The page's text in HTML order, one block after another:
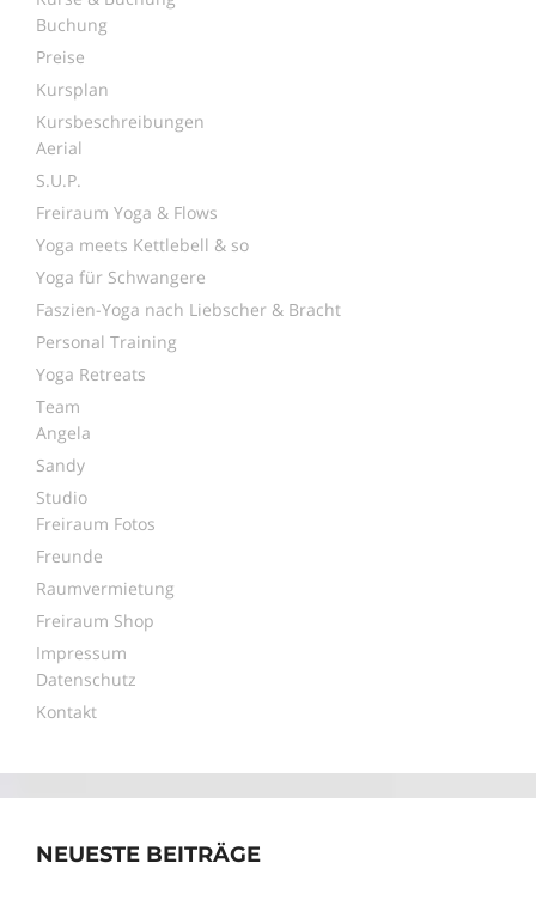
Buchung
Preise
Kursplan
Kursbeschreibungen
Aerial
S.U.P.
Freiraum Yoga & Flows
Yoga meets Kettlebell & so
Yoga für Schwangere
Faszien-Yoga nach Liebscher & Bracht
Personal Training
Yoga Retreats
Team
Angela
Sandy
Studio
Freiraum Fotos
Freunde
Raumvermietung
Freiraum Shop
Impressum
Datenschutz
Kontakt
NEUESTE BEITRÄGE